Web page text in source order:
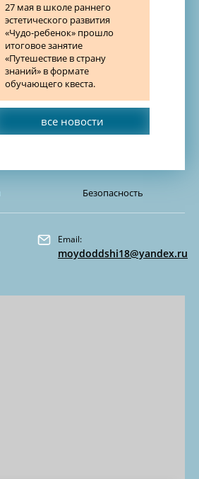
27 мая в школе раннего
эстетического развития
«Чудо-ребенок» прошло
итоговое занятие
«Путешествие в страну
знаний» в формате
обучающего квеста.
все новости
Безопасность
Email:
moydoddshi18@yandex.ru